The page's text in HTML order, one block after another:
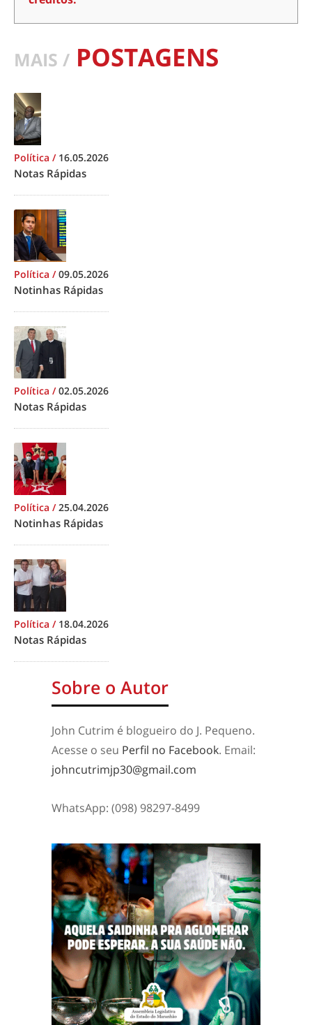
MAIS / POSTAGENS
Política / 16.05.2026
Notas Rápidas
Política /09.05.2026
Notinhas Rápidas
Política /02.05.2026
Notas Rápidas
Política /25.04.2026
Notinhas Rápidas
Política / 18.04.2026
Notas Rápidas
Sobre o Autor
John Cutrim é blogueiro do J. Pequeno.
Acesse o seu Perfil no Facebook. Email:
johncutrimjp30@gmail.com
WhatsApp: (098) 98297-8499